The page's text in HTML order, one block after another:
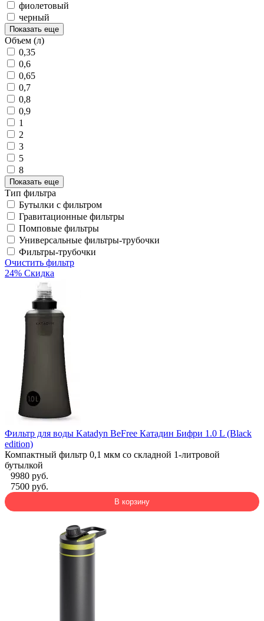
фиолетовый
черный
Показать еще
Объем (л)
0,35
0,6
0,65
0,7
0,8
0,9
1
2
3
5
8
Показать еще
Тип фильтра
Бутылки с фильтром
Гравитационные фильтры
Помповые фильтры
Универсальные фильтры-трубочки
Фильтры-трубочки
Очистить фильтр
24% Скидка
Фильтр для воды Katadyn BeFree Катадин Бифри 1.0 L (Black
edition)
Компактный фильтр 0,1 мкм со складной 1-литровой
бутылкой
9980 руб.
7500 руб.
В корзину